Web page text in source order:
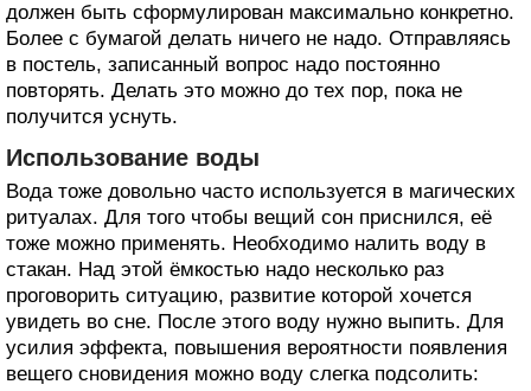
должен быть сформулирован максимально конкретно.
Более с бумагой делать ничего не надо. Отправляясь
в постель, записанный вопрос надо постоянно
повторять. Делать это можно до тех пор, пока не
получится уснуть.
Использование воды
Вода тоже довольно часто используется в магических
ритуалах. Для того чтобы вещий сон приснился, её
тоже можно применять. Необходимо налить воду в
стакан. Над этой ёмкостью надо несколько раз
проговорить ситуацию, развитие которой хочется
увидеть во сне. После этого воду нужно выпить. Для
усилия эффекта, повышения вероятности появления
вещего сновидения можно воду слегка подсолить: